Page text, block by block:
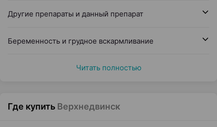
Другие препараты и данный препарат
Беременность и грудное вскармливание
Читать полностью
Где купить Верхнедвинск